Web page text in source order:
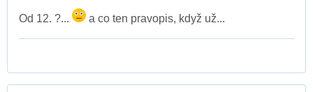
Od 12. ?... a co ten pravopis, když už...